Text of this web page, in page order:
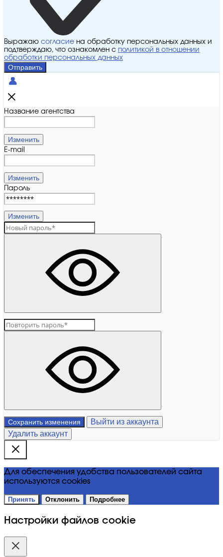
Выражаю согласие на обработку персональных данных и
подтверждаю, что ознакомлен с политикой в отношении
обработки персональных данных
Отправить
Название агентства
Изменить
E-mail
Изменить
Пароль
Изменить
Сохранить изменения
Выйти из аккаунта
Удалить аккаунт
Для обеспечения удобства пользователей сайта
используются cookies
Принять Отклонить Подробнее
Настройки файлов cookie